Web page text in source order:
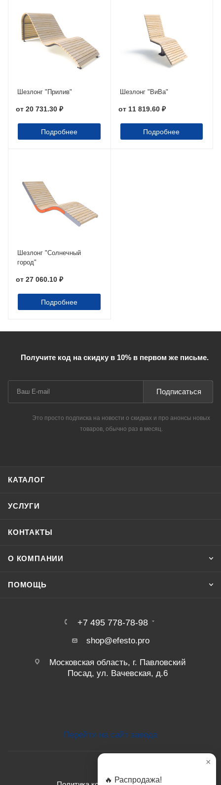
Шезлонг "Прилив"
от 20 731.30 ₽
Подробнее
Шезлонг "ВиВа"
от 11 819.60 ₽
Подробнее
Шезлонг "Солнечный
город"
от 27 060.10 ₽
Подробнее
Получите код на скидку в 10% в первом же письме.
Подписаться
Это просто подписка на новости о скидках и про анонсы новых
товаров, обычно раз в месяц.
КАТАЛОГ
УСЛУГИ
КОНТАКТЫ
О КОМПАНИИ
ПОМОЩЬ
+7 495 778-78-98
shop@efesto.pro
Московская область, г. Павловский
Посад, ул. Вачевская, д.6
Перейти на сайт завода
×
🔥 Распродажа!